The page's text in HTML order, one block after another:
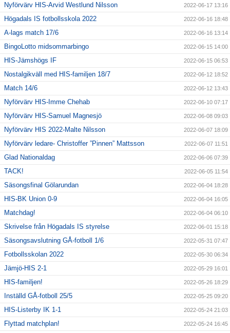
Nyförvärv HIS-Arvid Westlund Nilsson 2022-06-17 13:16
Högadals IS fotbollsskola 2022 2022-06-16 18:48
A-lags match 17/6 2022-06-16 13:14
BingoLotto midsommarbingo 2022-06-15 14:00
HIS-Jämshögs IF 2022-06-15 06:53
Nostalgikväll med HIS-familjen 18/7 2022-06-12 18:52
Match 14/6 2022-06-12 13:43
Nyförvärv HIS-Imme Chehab 2022-06-10 07:17
Nyförvärv HIS-Samuel Magnesjö 2022-06-08 09:03
Nyförvärv HIS 2022-Malte Nilsson 2022-06-07 18:09
Nyförvärv ledare- Christoffer ”Pinnen” Mattsson 2022-06-07 11:51
Glad Nationaldag 2022-06-06 07:39
TACK! 2022-06-05 11:54
Säsongsfinal Gölarundan 2022-06-04 18:28
HIS-BK Union 0-9 2022-06-04 16:05
Matchdag! 2022-06-04 06:10
Skrivelse från Högadals IS styrelse 2022-06-01 15:18
Säsongsavslutning GÅ-fotboll 1/6 2022-05-31 07:47
Fotbollsskolan 2022 2022-05-30 06:34
Jämjö-HIS 2-1 2022-05-29 16:01
HIS-familjen! 2022-05-26 18:29
Inställd GÅ-fotboll 25/5 2022-05-25 09:20
HIS-Listerby IK 1-1 2022-05-24 21:03
Flyttad matchplan! 2022-05-24 16:45